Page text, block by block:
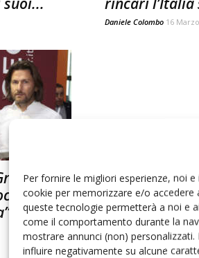
Per fornire le migliori esperienze, noi
cookie per memorizzare e/o
queste tecnologie permetterà a noi e
come il comportamento durante la
mostrare annunci (non)
influire negativamente su alcune
Daniele Colombo 16